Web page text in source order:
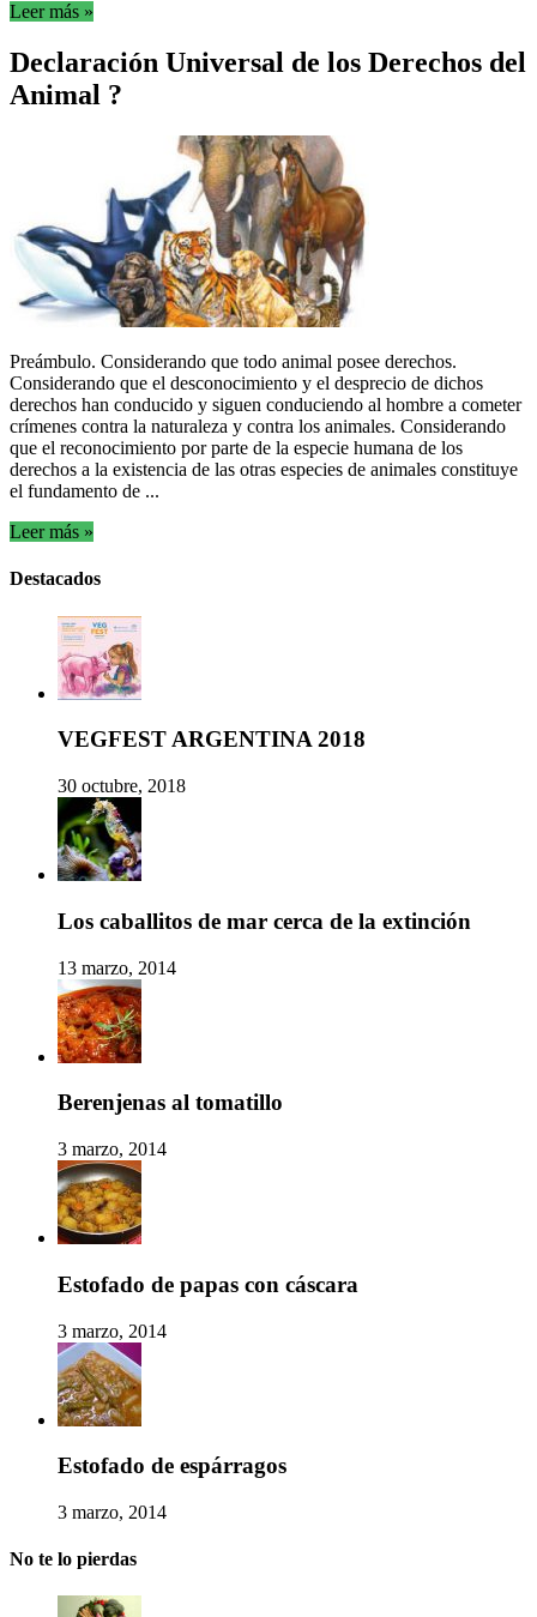
Leer más »
Declaración Universal de los Derechos del
Animal ?
Preámbulo. Considerando que todo animal posee derechos.
Considerando que el desconocimiento y el desprecio de dichos
derechos han conducido y siguen conduciendo al hombre a cometer
crímenes contra la naturaleza y contra los animales. Considerando
que el reconocimiento por parte de la especie humana de los
derechos a la existencia de las otras especies de animales constituye
el fundamento de ...
Leer más »
Destacados
VEGFEST ARGENTINA 2018
30 octubre, 2018
Los caballitos de mar cerca de la extinción
13 marzo, 2014
Berenjenas al tomatillo
3 marzo, 2014
Estofado de papas con cáscara
3 marzo, 2014
Estofado de espárragos
3 marzo, 2014
No te lo pierdas